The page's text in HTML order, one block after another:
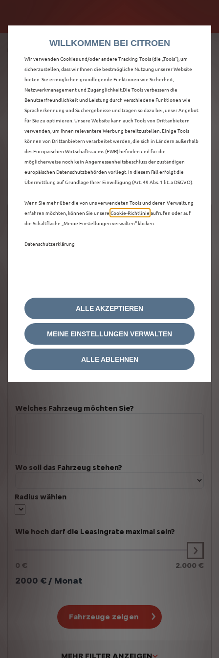
ENTDECKEN SIE ALLE
NEUER C5 AIRCROSS
IN LUDWIGSHAFEN
AM RHEIN
Welches Fahrzeug möchten Sie?
Wo soll das Fahrzeug stehen?
Radius wählen
Wie hoch darf die Leasingrate maximal sein?
0 € 2.000 €
2000 € / Monat
Fahrzeuge zeigen
MEHR FILTER ANZEIGEN
WILLKOMMEN BEI CITROEN
Wir verwenden Cookies und/oder andere Tracking-Tools (die „Tools“), um
sicherzustellen, dass wir Ihnen die bestmögliche Nutzung unserer Website
bieten. Sie ermöglichen grundlegende Funktionen wie Sicherheit,
Netzwerkmanagement und Zugänglichkeit.Die Tools verbessern die
Benutzerfreundlichkeit und Leistung durch verschiedene Funktionen wie
Spracherkennung und Suchergebnisse und tragen so dazu bei, unser Angebot
für Sie zu optimieren. Unsere Website kann auch Tools von Drittanbietern
verwenden, um Ihnen relevantere Werbung bereitzustellen. Einige Tools
können von Drittanbietern verarbeitet werden, die sich in Ländern außerhalb
des Europäischen Wirtschaftsraums (EWR) befinden und für die
möglicherweise noch kein Angemessenheitsbeschluss der zuständigen
europäischen Datenschutzbehörden vorliegt. In diesem Fall erfolgt die
Übermittlung auf Grundlage Ihrer Einwilligung (Art. 49 Abs. 1 lit. a DSGVO).
Wenn Sie mehr über die von uns verwendeten Tools und deren Verwaltung
erfahren möchten, können Sie unsere Cookie‑Richtlinie aufrufen oder auf
die Schaltfläche „Meine Einstellungen verwalten“ klicken.
Datenschutzerklärung
MEINE EINSTELLUNGEN VERWALTEN
ALLE AKZEPTIEREN
ALLE ABLEHNEN